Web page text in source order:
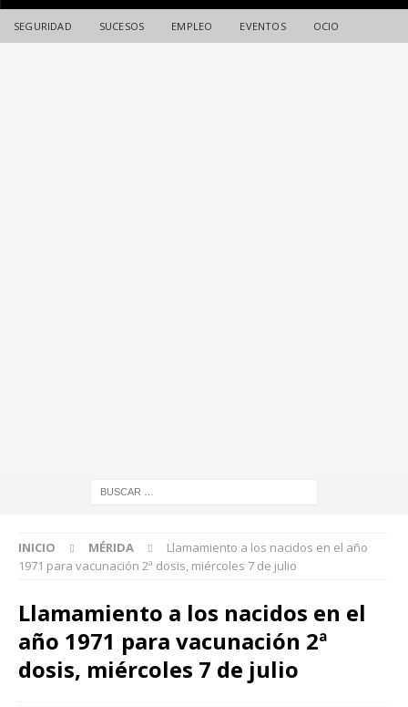
SEGURIDAD SUCESOS EMPLEO EVENTOS OCIO
INICIO MÉRIDA
Llamamiento a los nacidos en el año
1971 para vacunación 2ª dosis, miércoles 7 de julio
Llamamiento a los nacidos en el
año 1971 para vacunación 2ª
dosis, miércoles 7 de julio